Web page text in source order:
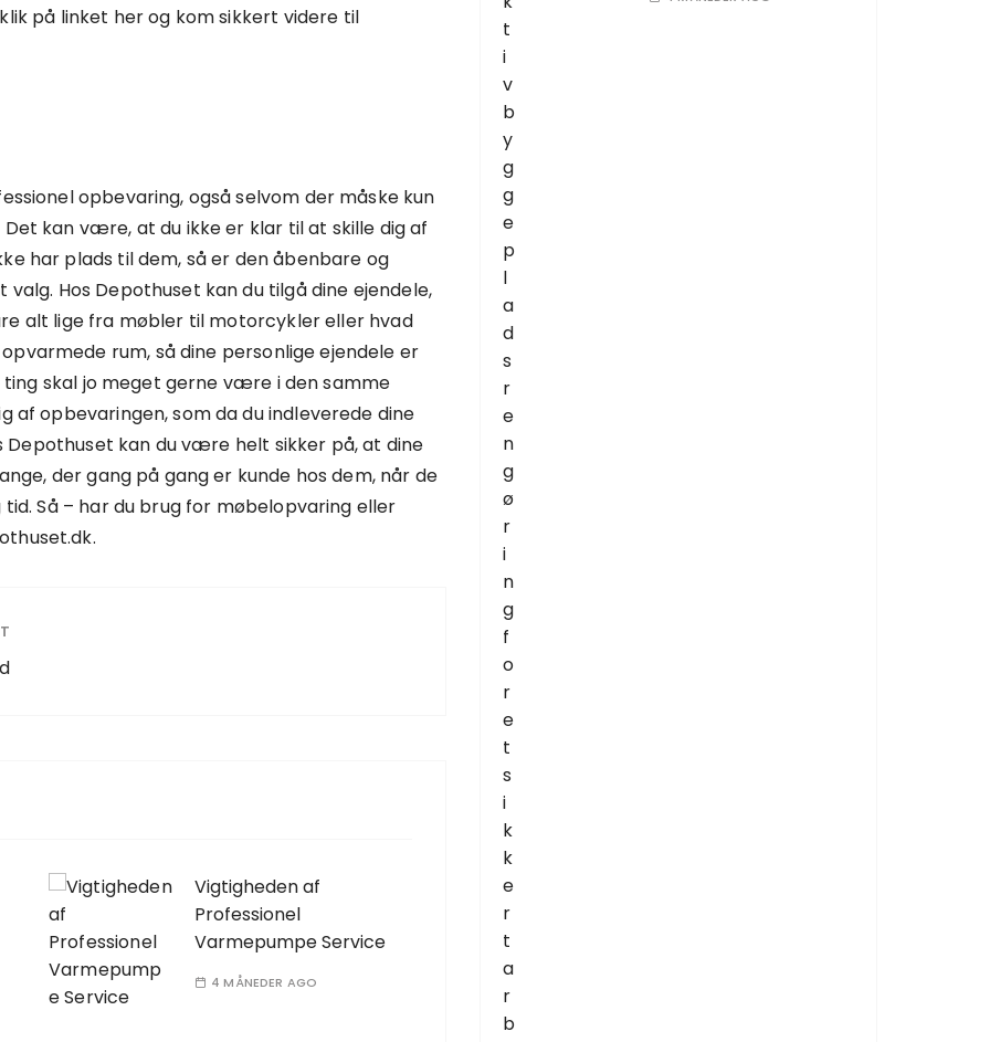
på linket her og kom sikkert videre til
opbevaring, også selvom der måske kun
kan være, at du ikke er klar til at skille dig af
har plads til dem, så er den åbenbare og
Hos Depothuset kan du tilgå dine ejendele,
alt lige fra møbler til motorcykler eller hvad
rum, så dine personlige ejendele er
skal jo meget gerne være i den samme
opbevaringen, som da du indleverede dine
Depothuset kan du være helt sikker på, at dine
der gang på gang er kunde hos dem, når de
Så – har du brug for møbelopvaring eller
Vigtigheden af
Professionel
Varmepumpe Service
4 MÅNEDER AGO